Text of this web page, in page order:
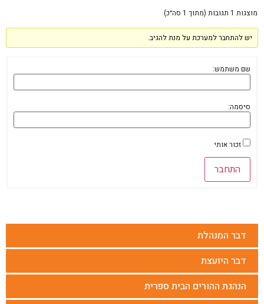
דבר המנהלת
דבר היועצת
הנהגת ההורים הבית ספרית
מוצגות 1 תגובות (מתוך 1 סה״כ)
יש להתחבר למערכת על מנת להגיב.
שם משתמש:
סיסמה:
זכור אותי
התחבר